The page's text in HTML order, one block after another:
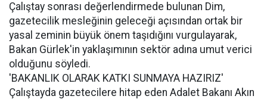
Çalıştay sonrası değerlendirmede bulunan Dim,
gazetecilik mesleğinin geleceği açısından ortak bir
yasal zeminin büyük önem taşıdığını vurgulayarak,
Bakan Gürlek'in yaklaşımının sektör adına umut verici
olduğunu söyledi.
'BAKANLIK OLARAK KATKI SUNMAYA HAZIRIZ'
Çalıştayda gazetecilere hitap eden Adalet Bakanı Akın